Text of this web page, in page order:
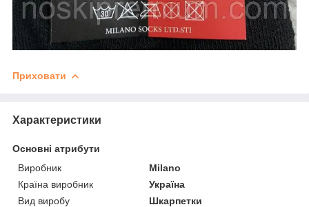
Приховати
Характеристики
Основні атрибути
Виробник
Milano
Країна виробник
Україна
Вид виробу
Шкарпетки